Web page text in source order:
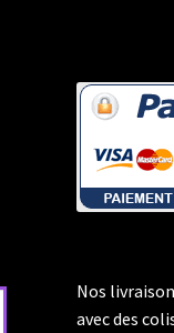
Nos
avec des